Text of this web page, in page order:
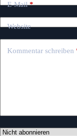
E-Mail*
Website
Kommentar schreiben